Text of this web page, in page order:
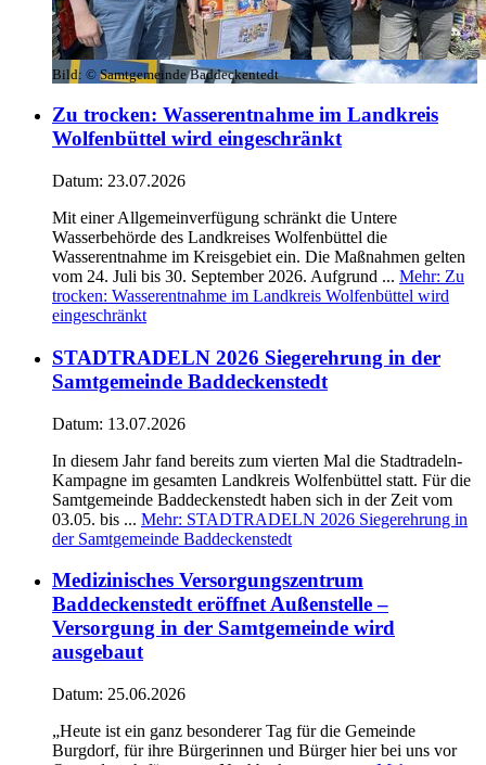
Bild: © Samtgemeinde Baddeckentedt
Zu trocken: Wasserentnahme im Landkreis
Wolfenbüttel wird eingeschränkt
Datum: 23.07.2026
Mit einer Allgemeinverfügung schränkt die Untere
Wasserbehörde des Landkreises Wolfenbüttel die
Wasserentnahme im Kreisgebiet ein. Die Maßnahmen gelten
vom 24. Juli bis 30. September 2026. Aufgrund ... Mehr: Zu
trocken: Wasserentnahme im Landkreis Wolfenbüttel wird
eingeschränkt
STADTRADELN 2026 Siegerehrung in der
Samtgemeinde Baddeckenstedt
Datum: 13.07.2026
In diesem Jahr fand bereits zum vierten Mal die Stadtradeln-
Kampagne im gesamten Landkreis Wolfenbüttel statt. Für die
Samtgemeinde Baddeckenstedt haben sich in der Zeit vom
03.05. bis ... Mehr: STADTRADELN 2026 Siegerehrung in
der Samtgemeinde Baddeckenstedt
Medizinisches Versorgungszentrum
Baddeckenstedt eröffnet Außenstelle –
Versorgung in der Samtgemeinde wird
ausgebaut
Datum: 25.06.2026
„Heute ist ein ganz besonderer Tag für die Gemeinde
Burgdorf, für ihre Bürgerinnen und Bürger hier bei uns vor